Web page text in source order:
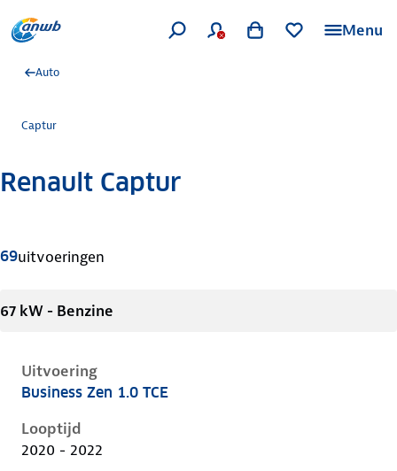
Menu
Auto
Captur
Renault Captur
69uitvoeringen
67 kW - Benzine
Uitvoering
Renault Captur ii, 1.0 tce, 67 kW, Benzine, 5 deuren
Business Zen 1.0 TCE
Looptijd
2020 - 2022